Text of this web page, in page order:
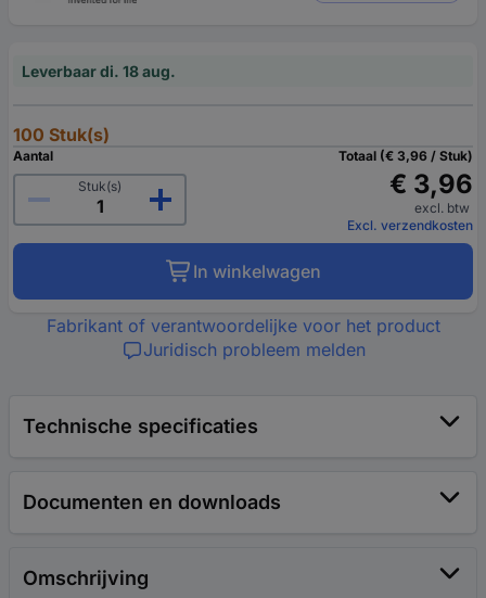
Leverbaar di. 18 aug.
100 Stuk(s)
Aantal
Stuk(s)
Totaal (€ 3,96 / Stuk)
€ 3,96
excl. btw
Excl. verzendkosten
In winkelwagen
Fabrikant of verantwoordelijke voor het product
Juridisch probleem melden
Technische specificaties
Documenten en downloads
Omschrijving